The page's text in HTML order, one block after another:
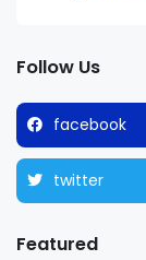
Follow Us
facebook
twitter
Featured